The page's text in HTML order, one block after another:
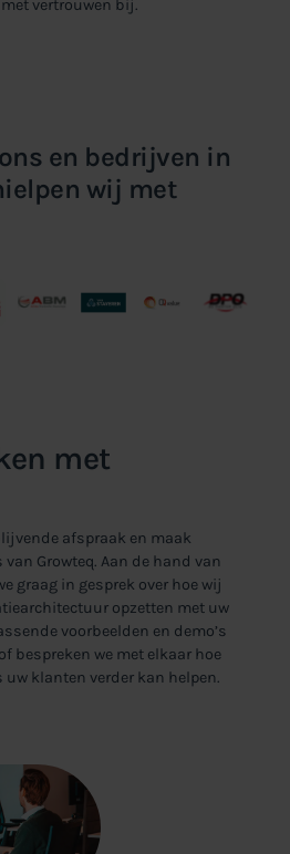
vertrouwen bij.
en bedrijven in
wij met
met
afspraak en maak
Growteq. Aan de hand van
graag in gesprek over hoe wij
opzetten met uw
voorbeelden en demo’s
bespreken we met elkaar hoe
uw klanten verder kan helpen.